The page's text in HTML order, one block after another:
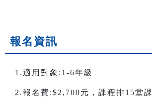
報名資訊
1.適用對象:1-6年級
2.報名費:$2,700元，課程排15堂課